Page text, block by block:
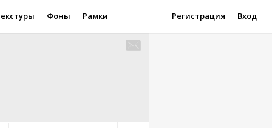
Фоны Рамки Регистрация Вход